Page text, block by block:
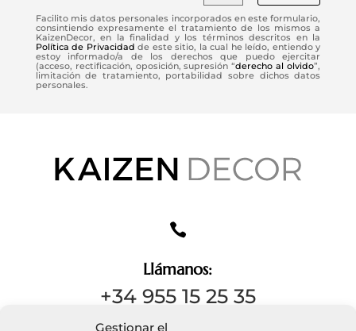
Gestionar el
Facilito mis datos personales incorporados en este formulario,
consintiendo expresamente el tratamiento de los mismos a
KaizenDecor, en la finalidad y los términos descritos en la
Política de Privacidad de este sitio, la cual he leído, entiendo y
estoy informado/a de los derechos que puedo ejercitar
(acceso, rectificación, oposición, supresión “derecho al olvido”,
limitación de tratamiento, portabilidad sobre dichos datos
personales.

Llámanos:
+34 955 15 25 35